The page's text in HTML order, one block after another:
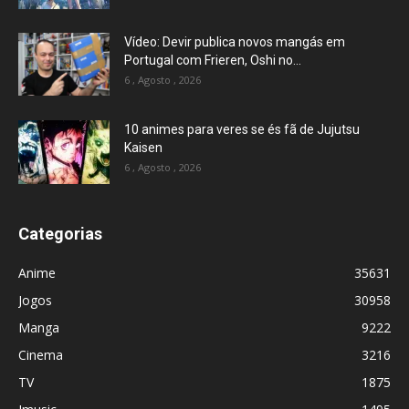
Vídeo: Devir publica novos mangás em
Portugal com Frieren, Oshi no...
6 , Agosto , 2026
10 animes para veres se és fã de Jujutsu
Kaisen
6 , Agosto , 2026
Categorias
Anime
35631
Jogos
30958
Manga
9222
Cinema
3216
TV
1875